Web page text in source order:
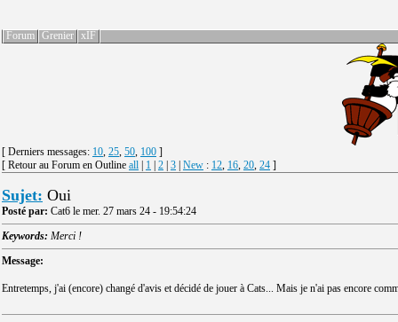
Forum Grenier xIF
[ Derniers messages: 10, 25, 50, 100 ]
[ Retour au Forum en Outline all 1 2 3 New : 12, 16, 20, 24 ]
Sujet: Oui
Posté par: Cat6 le mer. 27 mars 24 - 19:54:24
Keywords: Merci !
Message:
Entretemps, j'ai (encore) changé d'avis et décidé de jouer à Cats... Mais je n'ai pas encore